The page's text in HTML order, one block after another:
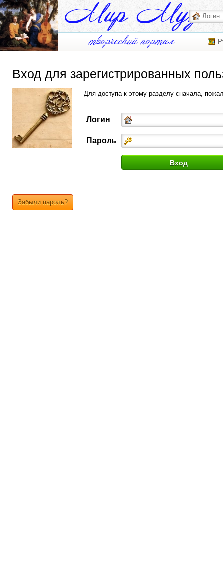
Вход для зарегистрированных
Для доступа к этому разделу сначала,
Логин
Пароль
Забыли пароль?